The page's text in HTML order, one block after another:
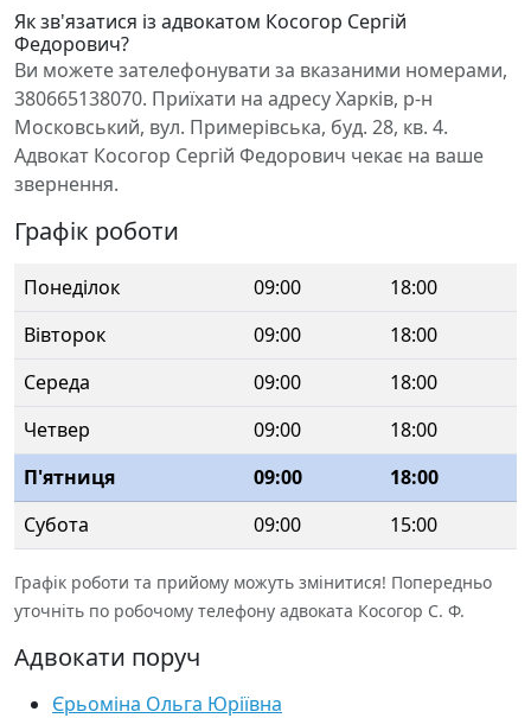
Як зв'язатися із адвокатом Косогор Сергій
Федорович?
Ви можете зателефонувати за вказаними номерами,
380665138070. Приїхати на адресу Харків, р-н
Московський, вул. Примерівська, буд. 28, кв. 4.
Адвокат Косогор Сергій Федорович чекає на ваше
звернення.
Графік роботи
Понеділок 09:00
18:00
Вівторок
09:00
18:00
Середа
09:00
18:00
Четвер
09:00
18:00
П'ятниця
09:00
18:00
Субота
09:00 15:00
Графік роботи та прийому можуть змінитися! Попередньо
уточніть по робочому телефону адвоката Косогор С. Ф.
Адвокати поруч
Єрьоміна Ольга Юріївна